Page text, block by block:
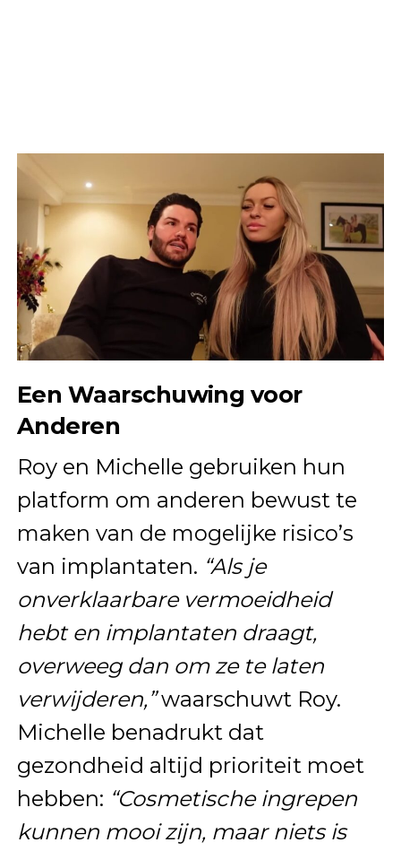
Een Waarschuwing voor
Anderen
Roy en Michelle gebruiken hun
platform om anderen bewust te
maken van de mogelijke risico’s
van implantaten. “Als je
onverklaarbare vermoeidheid
hebt en implantaten draagt,
overweeg dan om ze te laten
verwijderen,”waarschuwt Roy.
Michelle benadrukt dat
gezondheid altijd prioriteit moet
hebben: “Cosmetische ingrepen
kunnen mooi zijn, maar niets is